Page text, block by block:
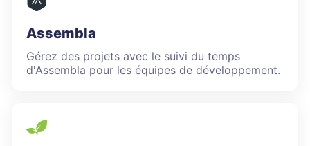
Assembla
Gérez des projets avec le suivi du temps
d'Assembla pour les équipes de développement.